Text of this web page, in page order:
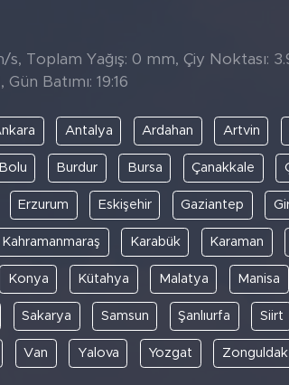
s, Toplam Yağış: 0 mm, Çiy Noktası:
Batımı: 19:16
Antalya Ardahan Artvin
Bolu Burdur Bursa Çanakkale
Erzurum Eskişehir Gaziantep
Kahramanmaraş Karabük Karaman
Konya Kütahya Malatya Manisa
Sakarya Samsun Şanlıurfa Siirt
Van Yalova Yozgat Zonguldak